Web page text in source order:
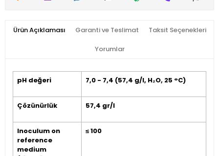
Ürün Açıklaması Garanti ve Teslimat Taksit Seçenekleri
Yorumlar
pH değeri 7,0 - 7,4 (57,4 g/l, H₂O, 25 °C)
Çözünürlük 57,4 gr/l
Inoculum on
reference
medium
≤ 100